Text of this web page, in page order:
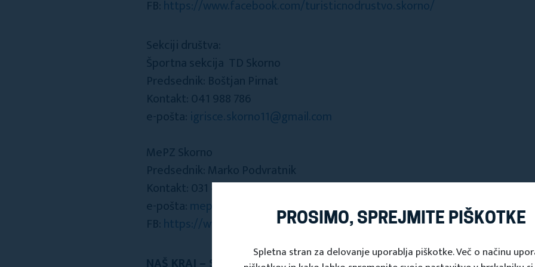
FB: https://www.facebook.com/turisticnodrustvo.skorno/
Sekciji društva:
Športna sekcija TD Skorno
Predsednik: Boštjan Pirnat
Kontakt: 041 988 786
e-pošta: igrisce.skorno11@gmail.com
MePZ Skorno
Predsednik: Marko Podvratnik
Kontakt: 031 403 824
e-pošta: mepz.skorno@gmail.com
FB: https://www.facebook.com/MEPZ.SKORNOPROSIMO, SPREJMITE PIŠKOTKE
Spletna stran za delovanje uporablja piškotke. Več o načinu